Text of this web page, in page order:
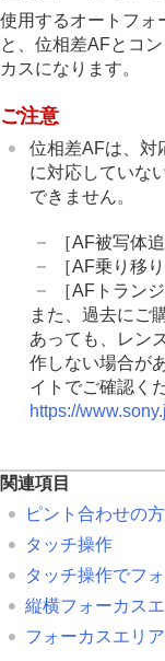
使用するオートフォ
と、位相差AFとコ
カスになります。
ご注意
位相差AFは、対
に対応していな
できません。
［AF被写体
［AF乗り移
［AFトラン
また、過去にご
あっても、レン
作しない場合が
イトでご確認く
https://
関連項目
ピント合わせの
タッチ操作
タッチ操作でフ
縦横フォーカス
フォーカスエリ